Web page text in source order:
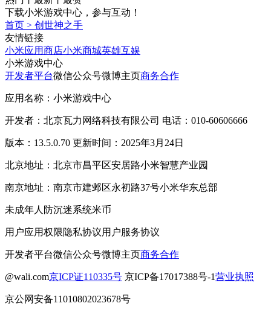
下载小米游戏中心，参与互动！
首页 > 创世神之手
友情链接
小米应用商店小米商城英雄互娱
小米游戏中心
开发者平台微信公众号微博主页商务合作
应用名称：小米游戏中心
开发者：北京瓦力网络科技有限公司 电话：010-60606666
版本：13.5.0.70 更新时间：2025年3月24日
北京地址：北京市昌平区安居路小米智慧产业园
南京地址：南京市建邺区永初路37号小米华东总部
未成年人防沉迷系统米币
用户应用权限隐私协议用户服务协议
开发者平台微信公众号微博主页商务合作
@wali.com京ICP证110335号 京ICP备17017388号-1营业执照
京公网安备11010802023678号